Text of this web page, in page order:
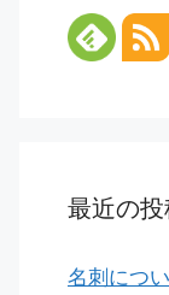
最近の投
名刺につ